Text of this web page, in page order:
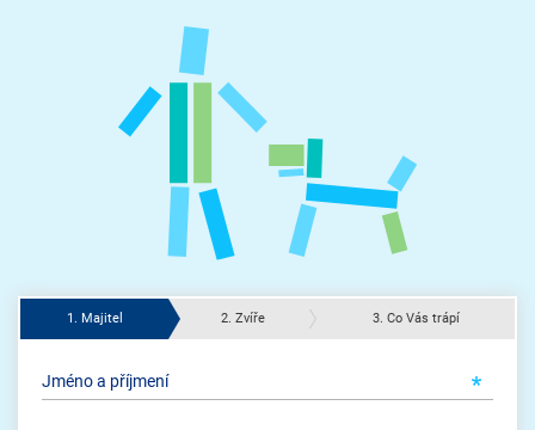
1. Majitel 2. Zvíře 3. Co Vás trápí